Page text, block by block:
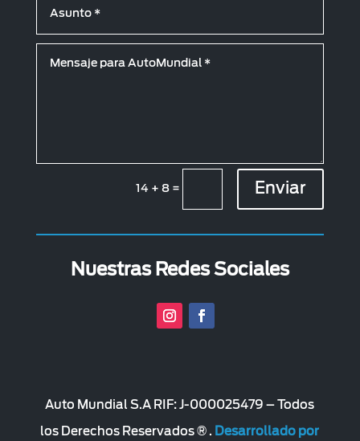
14 + 8 = Enviar
Nuestras Redes Sociales
Auto Mundial S.A RIF: J-000025479 – Todos
los Derechos Reservados ® . Desarrollado por